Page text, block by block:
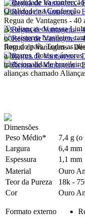
Regua de Vantagens - 40
Regua de Vantagens -
Qualidade na Confecção
As alianças da nossa
ecossistema brasileiro,
flora do país. Todas as
a lugares, flores e
tradicionalidade
alianças chamado
Dimensões
Peso Médio*
7,4 g (o
Largura
6,4 mm
Espessura
1,1 mm
Material
Ouro
Teor da Pureza
18k -
Cor
Ouro
Formato externo